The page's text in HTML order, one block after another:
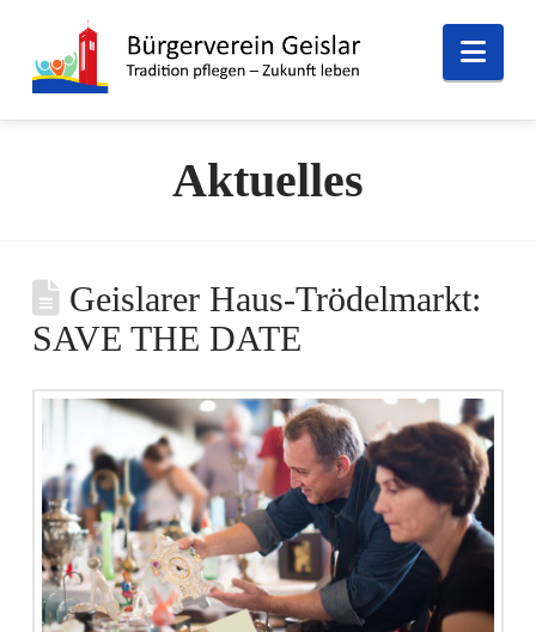
Aktuelles
Geislarer Haus-Trödelmarkt:
SAVE THE DATE